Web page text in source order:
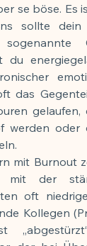
se böse. Es
sollte
du
das
gelaufen,
werden oder
mit Burnout
mit der
oft
Kollegen